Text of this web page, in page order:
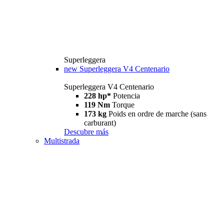
Superleggera
new Superleggera V4 Centenario
Superleggera V4 Centenario
228 hp* Potencia
119 Nm Torque
173 kg Poids en ordre de marche (sans
carburant)
Descubre más
Multistrada